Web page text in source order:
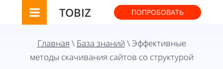
TOBIZ ПОПРОБОВАТЬ
Главная \ База знаний \ Эффективные
методы скачивания сайтов со структурой